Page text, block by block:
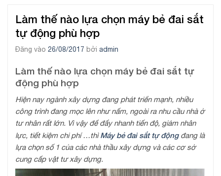
Làm thế nào lựa chọn máy bẻ đai sắt
tự động phù hợp
Đăng vào 26/08/2017 bởi admin
Làm thế nào lựa chọn máy bẻ đai sắt tự
động phù hợp
Hiện nay ngành xây dựng đang phát triển mạnh, nhiều
công trình đang mọc lên như nấm, ngoài ra nhu cầu nhà ở
tư nhân rất lớn. Vì vậy để đẩy nhanh tiến độ, giảm nhân
lực, tiết kiệm chi phí …thìMáy bẻ đai sắt tự độngđang là
lựa chọn số 1 của các nhà thầu xây dựng và các cơ sở
cung cấp vật tư xây dựng.